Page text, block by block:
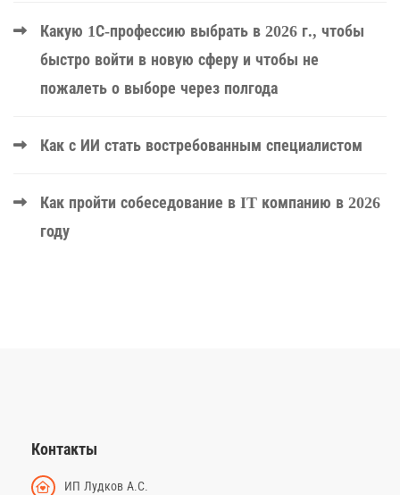
Какую 1С-профессию выбрать в 2026 г., чтобы
быстро войти в новую сферу и чтобы не
пожалеть о выборе через полгода
Как с ИИ стать востребованным специалистом
Как пройти собеседование в IT компанию в 2026
году
Контакты
ИП Лудков А.С.